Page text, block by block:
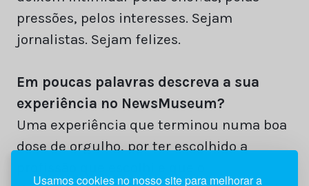
Usamos cookies no nosso site para melhorar a
pressões, pelos interesses. Sejam
jornalistas. Sejam felizes.
Em poucas palavras descreva a sua
experiência no NewsMuseum?
Uma experiência que terminou numa boa
dose de orgulho, por ter escolhido a